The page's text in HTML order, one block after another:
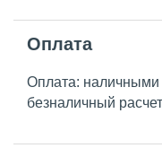
Оплата
Оплата: наличными
безналичный